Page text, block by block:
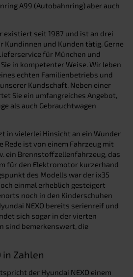
A99 (Autobahnring) aber auch
existiert seit 1987 und ist an drei
Kundinnen und Kunden tätig. Gerne
für München und
in kompetenter Weise. Wir leben
echten Familienbetriebs und
Kundschaft. Neben einer
Sie ein umfangreiches Angebot,
als auch Gebrauchtwagen
in vielerlei Hinsicht an ein Wunder
Rede ist von einem Fahrzeug mit
ein Brennstoffzellenfahrzeug, das
für den Elektromotor kurzerhand
des Modells war der ix35
einmal erheblich gesteigert
noch in den Kinderschuhen
NEXO bereits serienreif und
sich sogar in der vierten
sind bemerkenswert, die
in Zahlen
der Hyundai NEXO einem